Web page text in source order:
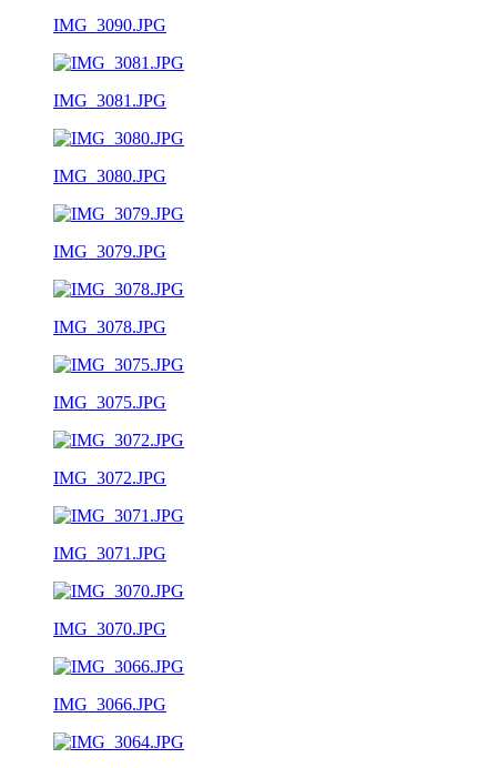
IMG_3090.JPG
IMG_3081.JPG
IMG_3080.JPG
IMG_3079.JPG
IMG_3078.JPG
IMG_3075.JPG
IMG_3072.JPG
IMG_3071.JPG
IMG_3070.JPG
IMG_3066.JPG